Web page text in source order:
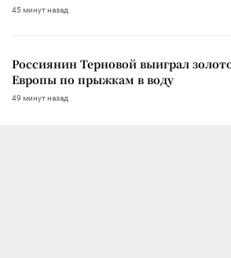
45 минут назад
Россиянин Терновой выиграл
Европы по прыжкам в воду
49 минут назад